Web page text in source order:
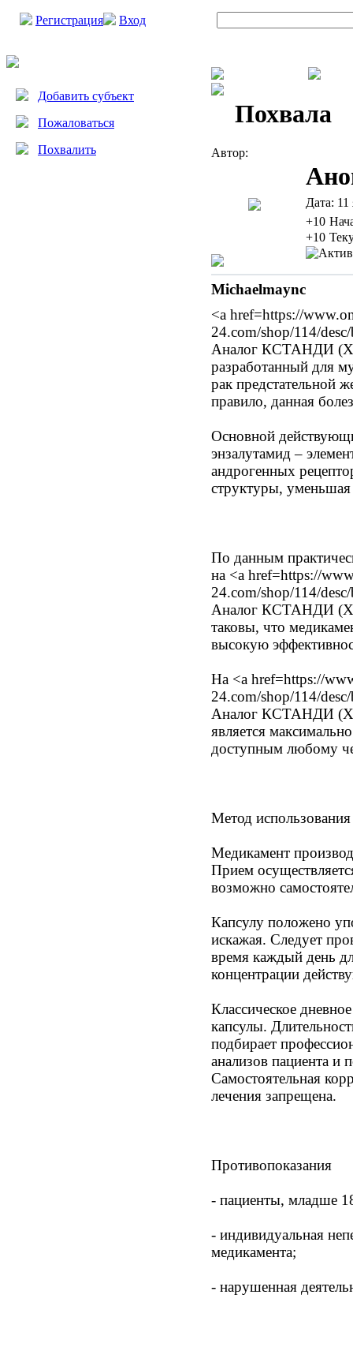
Регистрация Вход
Добавить субъект
Пожаловаться
Похвалить
Похвала
Автор:
Дата: 11
+10
+10
Michaelmaync
<a href=https://
24.com/shop/114/
Аналог КСТАНДИ
разработанный для
рак предстательной
правило, данная
Основной
энзалутамид –
андрогенных
структуры, уменьшая
По данным
на <a href=https://
24.com/shop/114/
Аналог КСТАНДИ
таковы, что
высокую
На <a href=https://
24.com/shop/114/
Аналог КСТАНДИ
является
доступным любому
Метод использования
Медикамент
Прием
возможно
Капсулу положено
искажая. Следует
время каждый день
концентрации
Классическое
капсулы.
подбирает
анализов пациента и
Самостоятельная
лечения запрещена.
Противопоказания
- пациенты, младше
- индивидуальная
медикамента;
- нарушенная